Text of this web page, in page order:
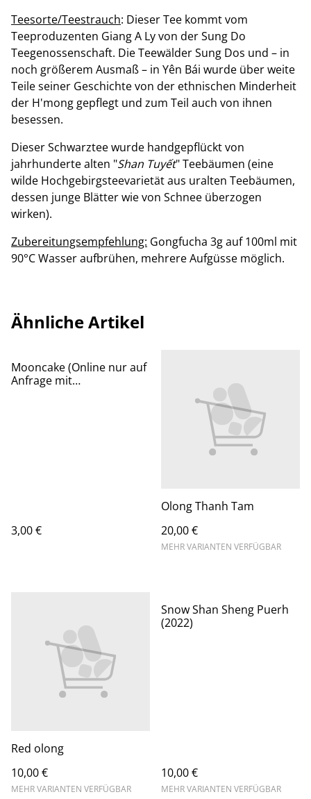
Teesorte/Teestrauch: Dieser Tee kommt vom
Teeproduzenten Giang A Ly von der Sung Do
Teegenossenschaft. Die Teewälder Sung Dos und – in
noch größerem Ausmaß – in Yên Bái wurde über weite
Teile seiner Geschichte von der ethnischen Minderheit
der H'mong gepflegt und zum Teil auch von ihnen
besessen.
Dieser Schwarztee wurde handgepflückt von
jahrhunderte alten "Shan Tuyết" Teebäumen (eine
wilde Hochgebirgsteevarietät aus uralten Teebäumen,
dessen junge Blätter wie von Schnee überzogen
wirken).
Zubereitungsempfehlung: Gongfucha 3g auf 100ml mit
90°C Wasser aufbrühen, mehrere Aufgüsse möglich.
Ähnliche Artikel
Mooncake (Online nur auf
Anfrage mit
3,00 €
Olong Thanh Tam
20,00 €
MEHR VARIANTEN VERFÜGBAR
Red olong
10,00 €
MEHR VARIANTEN VERFÜGBAR
Snow Shan Sheng Puerh
(2022)
10,00 €
MEHR VARIANTEN VERFÜGBAR